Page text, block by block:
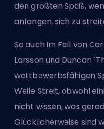
den größten Spaß,
anfangen, sich zu
So auch im Fall von
Larsson und Duncan
wettbewerbsfähigen
Weile Streit, obwohl
nicht wissen, was
Glücklicherweise sind